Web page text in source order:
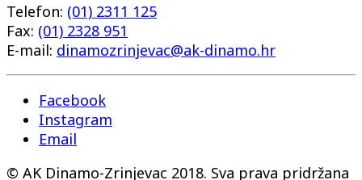
Telefon: (01) 2311 125
Fax: (01) 2328 951
E-mail: dinamozrinjevac@ak-dinamo.hr
Facebook
Instagram
Email
© AK Dinamo-Zrinjevac 2018. Sva prava pridržana